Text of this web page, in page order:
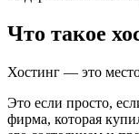
Что такое
Хостинг — это
Это если просто,
фирма, которая